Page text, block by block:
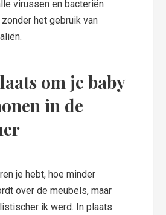
virussen en bacteriën
het gebruik van
om je baby
in de
je hebt, hoe minder
over de meubels, maar
ik werd. In plaats